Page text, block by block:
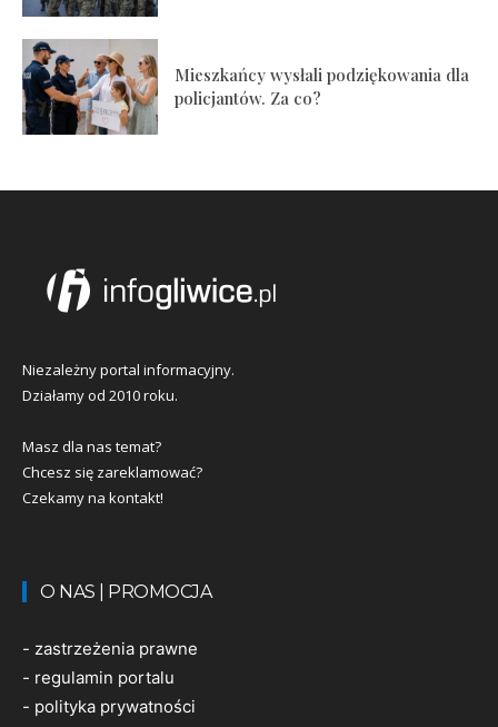
Mieszkańcy wysłali podziękowania dla
policjantów. Za co?
Niezależny portal informacyjny.
Działamy od 2010 roku.
Masz dla nas temat?
Chcesz się zareklamować?
Czekamy na kontakt!
O NAS | PROMOCJA
- zastrzeżenia prawne
- regulamin portalu
- polityka prywatności